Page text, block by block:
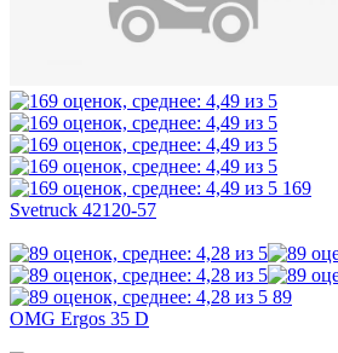
169
Svetruck 42120-57
89
OMG Ergos 35 D